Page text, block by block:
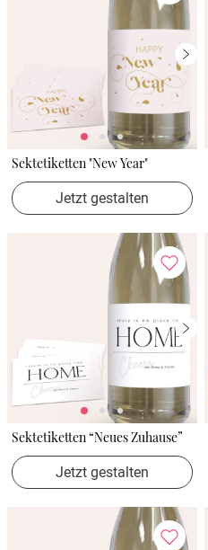
Sektetiketten "New Year"
Jetzt gestalten
Sektetiketten “Neues Zuhause”
Jetzt gestalten